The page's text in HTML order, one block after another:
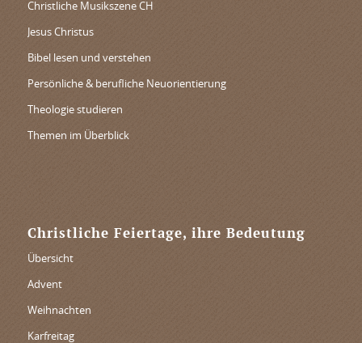
Christliche Musikszene CH
Jesus Christus
Bibel lesen und verstehen
Persönliche & berufliche Neuorientierung
Theologie studieren
Themen im Überblick
Christliche Feiertage, ihre Bedeutung
Übersicht
Advent
Weihnachten
Karfreitag